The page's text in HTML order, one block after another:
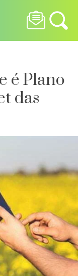
é Plano
das